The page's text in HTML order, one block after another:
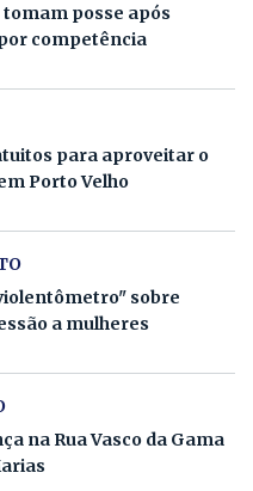
posse após
competência
para aproveitar o
Porto Velho
sobre
a mulheres
na Rua Vasco da Gama